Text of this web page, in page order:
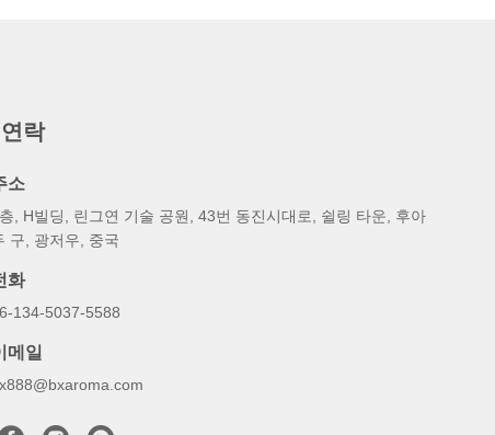
락
소
, H빌딩, 린그연 기술 공원, 43번 동진시대로, 쉴링 타운, 후아
구, 광저우, 중국
화
134-5037-5588
메일